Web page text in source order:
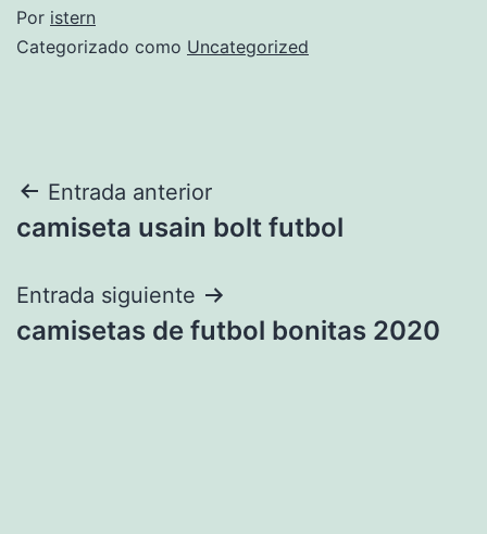
Por istern
Categorizado como Uncategorized
Navegación
de
entradas
Entrada anterior
camiseta usain bolt futbol
Entrada siguiente
camisetas de futbol bonitas 2020